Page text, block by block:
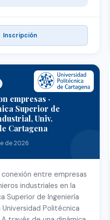
Inscripción
empresas ·
Superior de
Univ.
Cartagena
de 2026
entre empresas
industriales en la
Superior de Ingeniería
Politécnica